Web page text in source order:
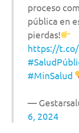
proceso
pública en
pierdas!
https://t.co/
#MinSalud
—
6, 2024